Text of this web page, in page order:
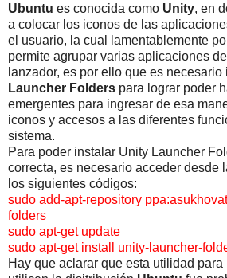
Ubuntu es conocida como Unity, en
a colocar los iconos de las
el usuario, la cual lamentablemente
permite agrupar varias aplicaciones
lanzador, es por ello que es necesario
Launcher Folders para lograr poder
emergentes para ingresar de esa
iconos y accesos a las diferentes
sistema.
Para poder instalar Unity Launcher
correcta, es necesario acceder desde
los siguientes códigos:
sudo add-apt-repository
folders
sudo apt-get update
sudo apt-get install unity-launcher-
Hay que aclarar que esta utilidad